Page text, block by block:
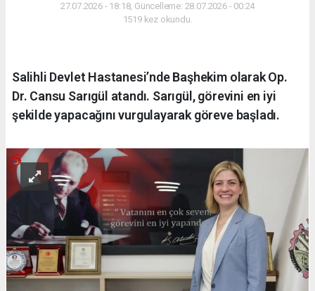
27.07.2026 - 18:18, Güncelleme: 28.07.2026 - 00:24
1519 kez okundu.
Salihli Devlet Hastanesi’nde Başhekim olarak Op.
Dr. Cansu Sarıgül atandı. Sarıgül, görevini en iyi
şekilde yapacağını vurgulayarak göreve başladı.